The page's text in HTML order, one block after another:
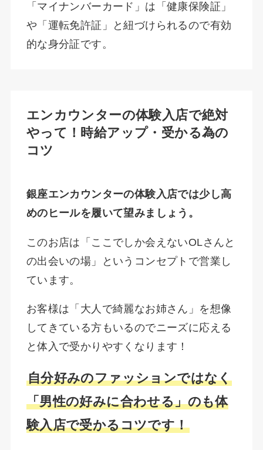
「マイナンバーカード」は「健康保険証」
や「運転免許証」と紐づけられるので有効
的な身分証です。
エンカウンターの体験入店で絶対
やって！時給アップ・受かる為の
コツ
銀座エンカウンターの体験入店では少し高
めのヒールを履いて望みましょう。
このお店は「ここでしか会えないOLさんと
の出会いの場」というコンセプトで営業し
ています。
お客様は「大人で綺麗なお姉さん」を想像
してきている方もいるのでニーズに応える
と体入で受かりやすくなります！
自分好みのファッションではなく
「男性の好みに合わせる」のも体
験入店で受かるコツです！